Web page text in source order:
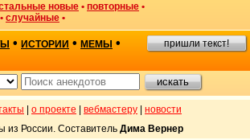
новые • повторные •
• случайные •
• ИСТОРИИ • МЕМЫ • пришли текст!
о проекте вебмастеру
новости
России. Составитель Дима Вернер